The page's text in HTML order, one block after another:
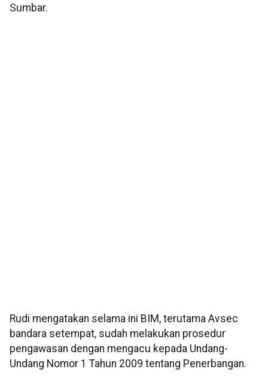
Sumbar.
Rudi mengatakan selama ini BIM, terutama Avsec
bandara setempat, sudah melakukan prosedur
pengawasan dengan mengacu kepada Undang-
Undang Nomor 1 Tahun 2009 tentang Penerbangan.